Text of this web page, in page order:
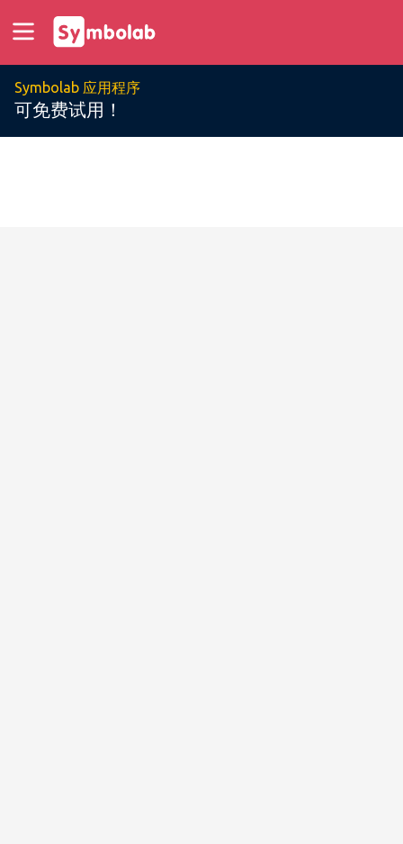
Symbolab 应用程序
可免费试用！